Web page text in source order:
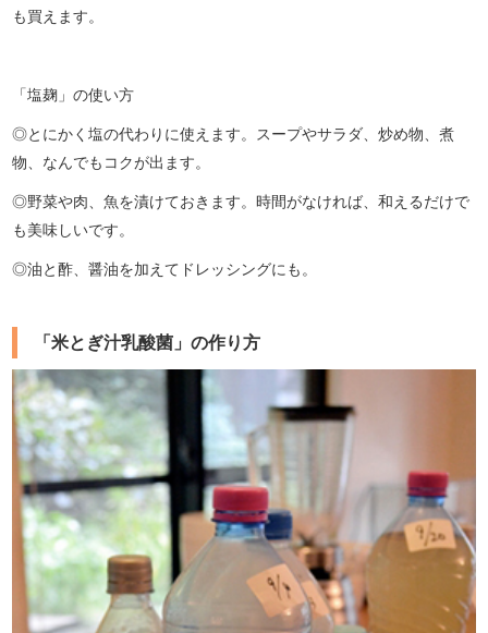
も買えます。
「塩麹」の使い方
◎とにかく塩の代わりに使えます。スープやサラダ、炒め物、煮
物、なんでもコクが出ます。
◎野菜や肉、魚を漬けておきます。時間がなければ、和えるだけで
も美味しいです。
◎油と酢、醤油を加えてドレッシングにも。
「米とぎ汁乳酸菌」の作り方